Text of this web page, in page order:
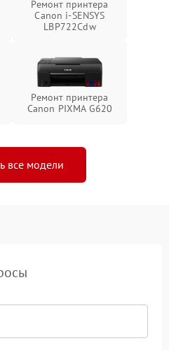
Ремонт принтера
Canon i-SENSYS
LBP722Cdw
Ремонт принтера
Canon PIXMA G620
все модели